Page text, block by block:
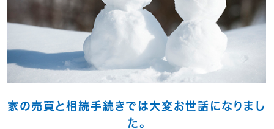
家の売買と相続手続きでは大変お世話になりまし
た。